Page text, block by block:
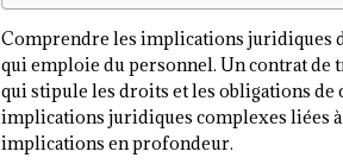
Comprendre les implications juridiques
qui emploie du personnel. Un contrat de
qui stipule les droits et les obligations de
implications juridiques complexes liées
implications en profondeur.